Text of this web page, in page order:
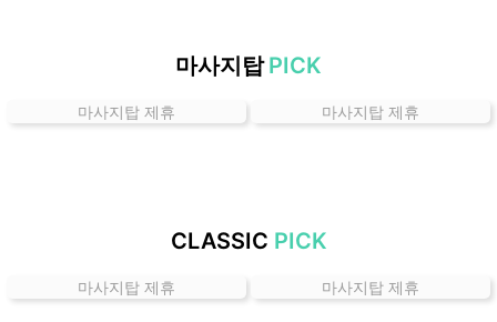
로
곳
마사지탑 PICK
마사지탑 제휴 마사지탑 제휴
CLASSIC PICK
마사지탑 제휴 마사지탑 제휴